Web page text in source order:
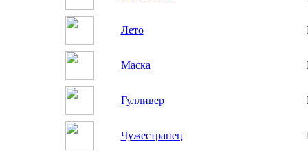
Лето
Маска
Гулливер
Чужестранец